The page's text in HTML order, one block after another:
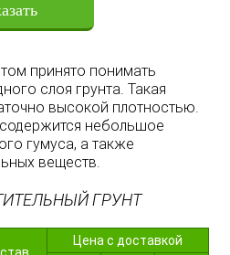
принято понимать
слоя грунта. Такая
высокой плотностью.
небольшое
гумуса, а также
веществ.
ГРУНТ
Цена с доставкой